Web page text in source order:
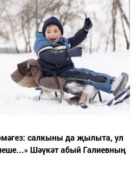
салкыны да җылыта, ул
Шәүкәт абый Галиевның